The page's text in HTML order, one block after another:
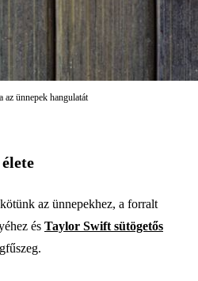
az ünnepek hangulatát
az ünnepekhez, a forralt
és Taylor Swift sütögetős